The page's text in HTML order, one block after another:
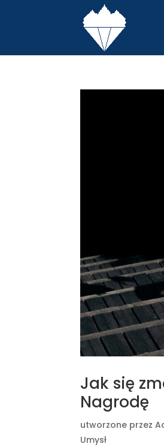
Jak się
Nagrodę
utworzone przez
Umysł